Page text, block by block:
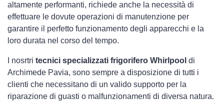
altamente performanti, richiede anche la necessità di
effettuare le dovute operazioni di manutenzione per
garantire il perfetto funzionamento degli apparecchi e la
loro durata nel corso del tempo.
I nosrtri tecnici specializzati frigorifero Whirlpool di
Archimede Pavia, sono sempre a disposizione di tutti i
clienti che necessitano di un valido supporto per la
riparazione di guasti o malfunzionamenti di diversa natura.